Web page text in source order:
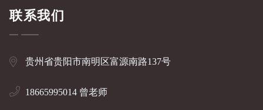
联系我们
贵州省贵阳市南明区富源南路137号
18665995014 曾老师